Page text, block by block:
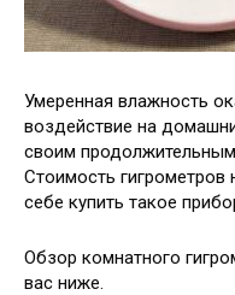
Умеренная влажность
воздействие на
своим продолжительным
Стоимость гигрометров
себе купить такое
Обзор комнатного
вас ниже.